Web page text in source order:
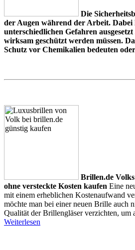
Die
der Augen während der Arbeit. Dabei
unterschiedlichen Gefahren ausgesetzt
wirksam geschützt werden müssen.
Schutz vor Chemikalien bedeuten
Brillen.de
ohne versteckte Kosten kaufen Eine
mit einem erheblichen Kostenaufwand
möchte man bei einer neuen Brille auch
Qualität der Brillengläser verzichten,
Weiterlesen